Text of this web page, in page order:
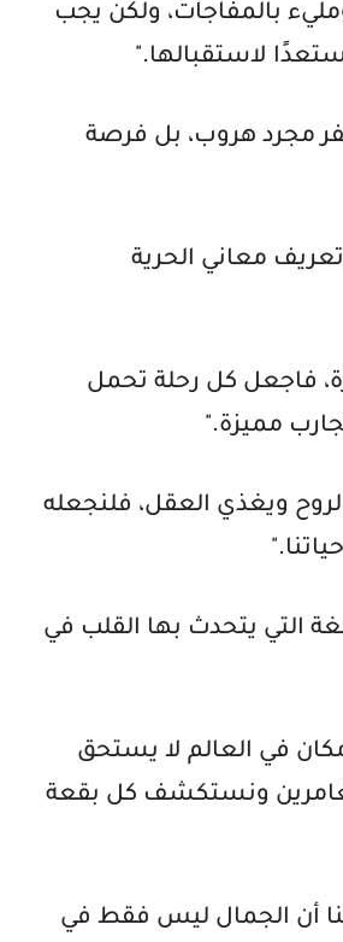
ومليء بالمفاجآت، ولكن يجب
لاستقبالها."
مجرد هروب، بل فرصة
تعريف معاني الحرية
فاجعل كل رحلة تحمل
مميزة."
الروح ويغذي العقل، فلنجعله
التي يتحدث بها القلب في
في العالم لا يستحق
مغامرين ونستكشف كل بقعة
أن الجمال ليس فقط في